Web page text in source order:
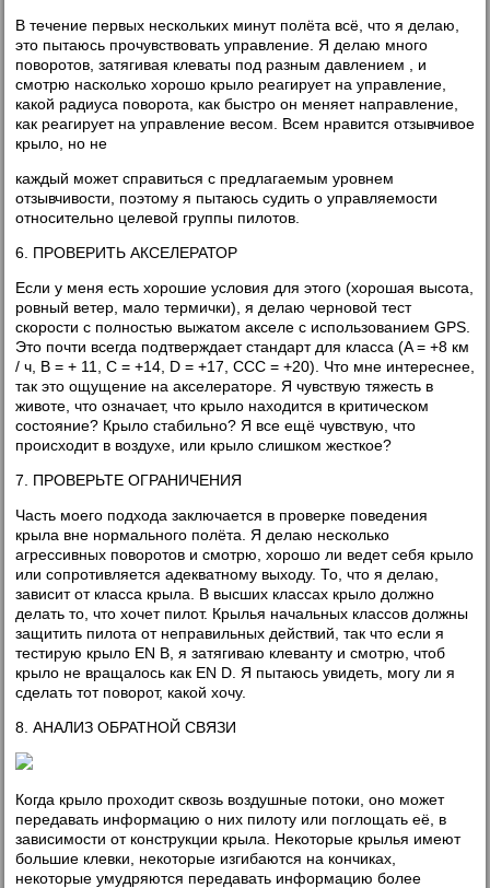
В течение первых нескольких минут полёта всё, что я делаю,
это пытаюсь прочувствовать управление. Я делаю много
поворотов, затягивая клеваты под разным давлением , и
смотрю насколько хорошо крыло реагирует на управление,
какой радиуса поворота, как быстро он меняет направление,
как реагирует на управление весом. Всем нравится отзывчивое
крыло, но не
каждый может справиться с предлагаемым уровнем
отзывчивости, поэтому я пытаюсь судить о управляемости
относительно целевой группы пилотов.
6. ПРОВЕРИТЬ АКСЕЛЕРАТОР
Если у меня есть хорошие условия для этого (хорошая высота,
ровный ветер, мало термички), я делаю черновой тест
скорости с полностью выжатом акселе с использованием GPS.
Это почти всегда подтверждает стандарт для класса (A = +8 км
/ ч, B = + 11, C = +14, D = +17, CCC = +20). Что мне интереснее,
так это ощущение на акселераторе. Я чувствую тяжесть в
животе, что означает, что крыло находится в критическом
состояние? Крыло стабильно? Я все ещё чувствую, что
происходит в воздухе, или крыло слишком жесткое?
7. ПРОВЕРЬТЕ ОГРАНИЧЕНИЯ
Часть моего подхода заключается в проверке поведения
крыла вне нормального полёта. Я делаю несколько
агрессивных поворотов и смотрю, хорошо ли ведет себя крыло
или сопротивляется адекватному выходу. То, что я делаю,
зависит от класса крыла. В высших классах крыло должно
делать то, что хочет пилот. Крылья начальных классов должны
защитить пилота от неправильных действий, так что если я
тестирую крыло EN B, я затягиваю клеванту и смотрю, чтоб
крыло не вращалось как EN D. Я пытаюсь увидеть, могу ли я
сделать тот поворот, какой хочу.
8. АНАЛИЗ ОБРАТНОЙ СВЯЗИ
Когда крыло проходит сквозь воздушные потоки, оно может
передавать информацию о них пилоту или поглощать её, в
зависимости от конструкции крыла. Некоторые крылья имеют
большие клевки, некоторые изгибаются на кончиках,
некоторые умудряются передавать информацию более